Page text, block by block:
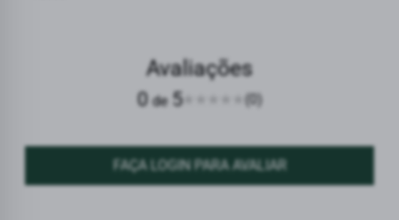
Avaliações
0de5 (0)
FAÇA LOGIN PARA AVALIAR